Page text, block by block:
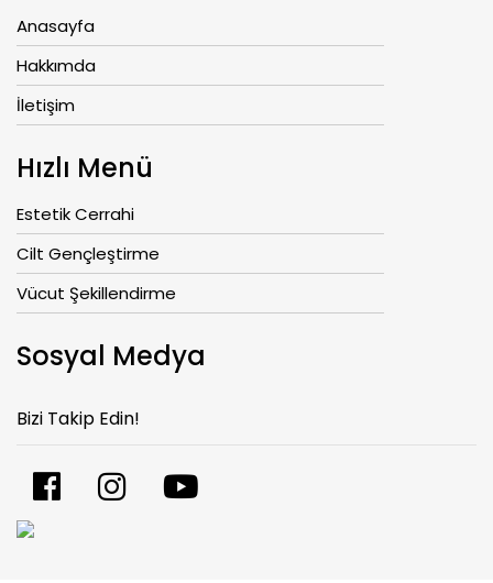
Anasayfa
Hakkımda
İletişim
Hızlı Menü
Estetik Cerrahi
Cilt Gençleştirme
Vücut Şekillendirme
Sosyal Medya
Bizi Takip Edin!